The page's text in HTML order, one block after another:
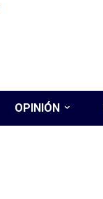
OPINIÓN